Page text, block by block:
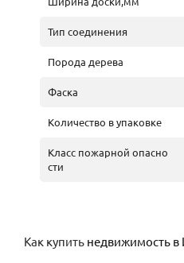
Тип соединения
Порода дерева
Фаска
Количество в упаковке
Класс пожарной опасно
сти
Как купить недвижимость в